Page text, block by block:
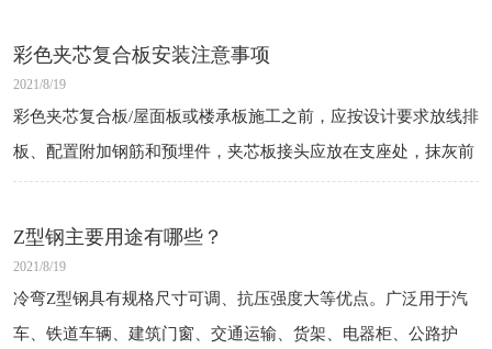
彩色夹芯复合板安装注意事项
2021/8/19
彩色夹芯复合板/屋面板或楼承板施工之前，应按设计要求放线排
板、配置附加钢筋和预埋件，夹芯板接头应放在支座处，抹灰前
需做好底部支撑，以不影响抹灰、保证结构不变形为原则。
Z型钢主要用途有哪些？
2021/8/19
冷弯Z型钢具有规格尺寸可调、抗压强度大等优点。广泛用于汽
车、铁道车辆、建筑门窗、交通运输、货架、电器柜、公路护